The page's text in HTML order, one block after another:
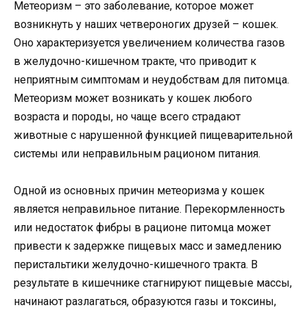
Метеоризм – это заболевание, которое может
возникнуть у наших четвероногих друзей – кошек.
Оно характеризуется увеличением количества газов
в желудочно-кишечном тракте, что приводит к
неприятным симптомам и неудобствам для питомца.
Метеоризм может возникать у кошек любого
возраста и породы, но чаще всего страдают
животные с нарушенной функцией пищеварительной
системы или неправильным рационом питания.
Одной из основных причин метеоризма у кошек
является неправильное питание. Перекормленность
или недостаток фибры в рационе питомца может
привести к задержке пищевых масс и замедлению
перистальтики желудочно-кишечного тракта. В
результате в кишечнике стагнируют пищевые массы,
начинают разлагаться, образуются газы и токсины,